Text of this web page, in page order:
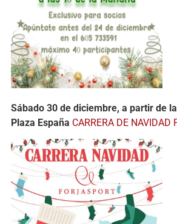
Sábado 30 de diciembre, a partir de
Plaza España CARRERA DE NAVIDAD